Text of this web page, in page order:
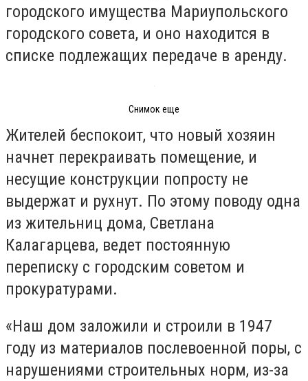
городского имущества Мариупольского
городского совета, и оно находится в
списке подлежащих передаче в аренду.
Снимок еще
Жителей беспокоит, что новый хозяин
начнет перекраивать помещение, и
несущие конструкции попросту не
выдержат и рухнут. По этому поводу одна
из жительниц дома, Светлана
Калагарцева, ведет постоянную
переписку с городским советом и
прокуратурами.
«Наш дом заложили и строили в 1947
году из материалов послевоенной поры, с
нарушениями строительных норм, из-за